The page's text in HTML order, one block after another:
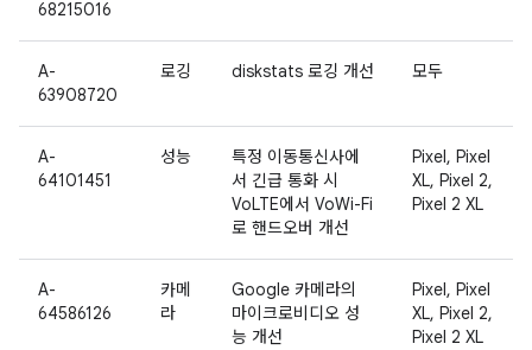
68215016
A-
63908720
로깅 diskstats 로깅 개선 모두
A-
64101451
성능
특정 이동통신사에
서 긴급 통화 시
VoLTE에서 VoWi-Fi
로 핸드오버 개선
Pixel, Pixel
XL, Pixel 2,
Pixel 2 XL
A-
64586126
카메
라
Google 카메라의
마이크로비디오 성
능 개선
Pixel, Pixel
XL, Pixel 2,
Pixel 2 XL